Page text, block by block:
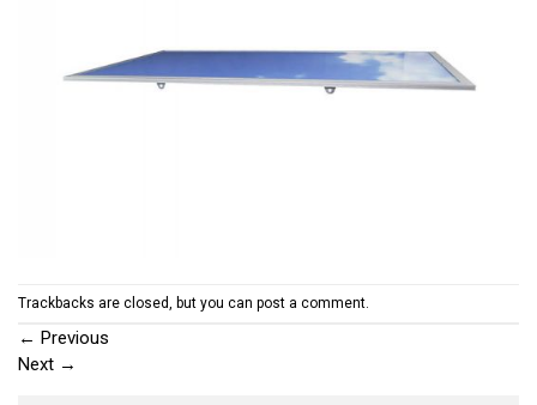
Trackbacks are closed, but you can post a comment.
← Previous
Next →